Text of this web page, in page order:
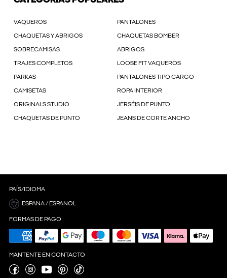
VAQUEROS PANTALONES
CHAQUETAS Y ABRIGOS CHAQUETAS BOMBER
SOBRECAMISAS ABRIGOS
TRAJES COMPLETOS LOOSE FIT VAQUEROS
PARKAS PANTALONES TIPO CARGO
CAMISETAS ROPA INTERIOR
ORIGINALS STUDIO JERSÉIS DE PUNTO
CHAQUETAS DE PUNTO JEANS DE CORTE ANCHO
PAÍS/IDIOMA
ESPAÑA / ESPAÑOL
FORMAS DE PAGO
MANTENTE EN CONTACTO